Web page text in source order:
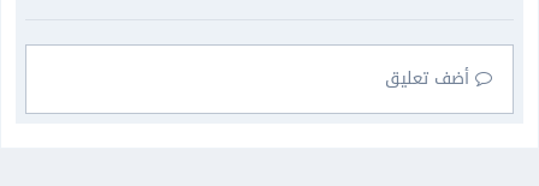
أضف تعليق